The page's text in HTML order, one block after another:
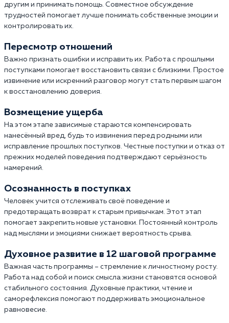
другим и принимать помощь. Совместное обсуждение
трудностей помогает лучше понимать собственные эмоции и
контролировать их.
Пересмотр отношений
Важно признать ошибки и исправить их. Работа с прошлыми
поступками помогает восстановить связи с близкими. Простое
извинение или искренний разговор могут стать первым шагом
к восстановлению доверия.
Возмещение ущерба
На этом этапе зависимые стараются компенсировать
нанесённый вред, будь то извинения перед родными или
исправление прошлых поступков. Честные поступки и отказ от
прежних моделей поведения подтверждают серьёзность
намерений.
Осознанность в поступках
Человек учится отслеживать своё поведение и
предотвращать возврат к старым привычкам. Этот этап
помогает закрепить новые установки. Постоянный контроль
над мыслями и эмоциями снижает вероятность срыва.
Духовное развитие в 12 шаговой программе
Важная часть программы – стремление к личностному росту.
Работа над собой и поиск смысла жизни становятся основой
стабильного состояния. Духовные практики, чтение и
саморефлексия помогают поддерживать эмоциональное
равновесие.